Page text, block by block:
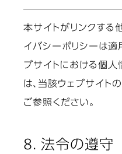
本サイトがリンクする
イバシーポリシーは適
ブサイトにおける個
は、当該ウェブサイト
ご参照ください。
8. 法令の遵守